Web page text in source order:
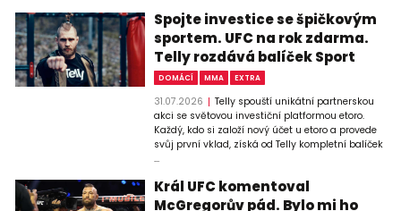
Spojte investice se špičkovým
sportem. UFC na rok zdarma.
Telly rozdává balíček Sport
DOMÁCÍ MMA EXTRA
31.07.2026
Telly spouští unikátní partnerskou
akci se světovou investiční platformou etoro.
Každý, kdo si založí nový účet u etoro a provede
svůj první vklad, získá od Telly kompletní balíček
...
Král UFC komentoval
McGregorův pád. Bylo mi ho